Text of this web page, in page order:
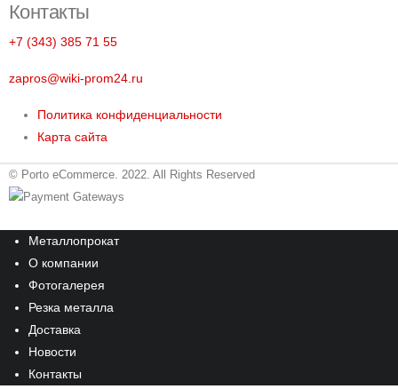
Контакты
+7 (343) 385 71 55
zapros@wiki-prom24.ru
Политика конфиденциальности
Карта сайта
© Porto eCommerce. 2022. All Rights Reserved
Металлопрокат
О компании
Фотогалерея
Резка металла
Доставка
Новости
Контакты